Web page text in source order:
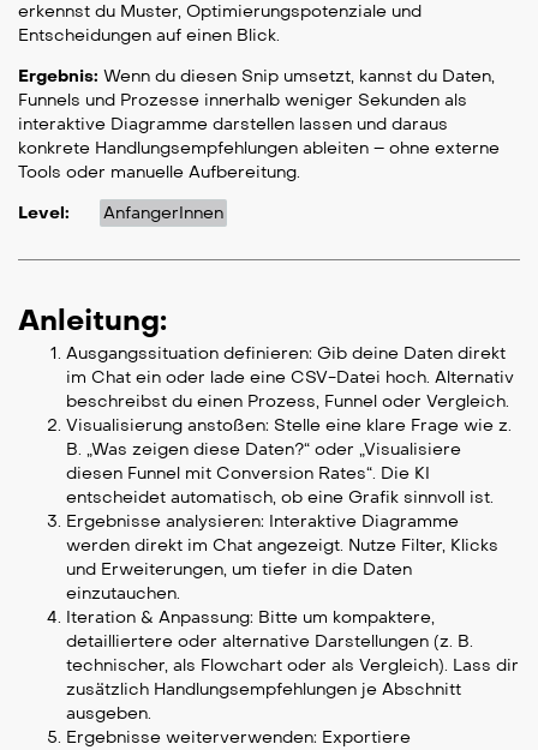
erkennst du Muster, Optimierungspotenziale und
Entscheidungen auf einen Blick.
Ergebnis: Wenn du diesen Snip umsetzt, kannst du Daten,
Funnels und Prozesse innerhalb weniger Sekunden als
interaktive Diagramme darstellen lassen und daraus
konkrete Handlungsempfehlungen ableiten – ohne externe
Tools oder manuelle Aufbereitung.
Level:
AnfangerInnen
Anleitung:
Ausgangssituation definieren: Gib deine Daten direkt
im Chat ein oder lade eine CSV-Datei hoch. Alternativ
beschreibst du einen Prozess, Funnel oder Vergleich.
Visualisierung anstoßen: Stelle eine klare Frage wie z.
B. „Was zeigen diese Daten?“ oder „Visualisiere
diesen Funnel mit Conversion Rates“. Die KI
entscheidet automatisch, ob eine Grafik sinnvoll ist.
Ergebnisse analysieren: Interaktive Diagramme
werden direkt im Chat angezeigt. Nutze Filter, Klicks
und Erweiterungen, um tiefer in die Daten
einzutauchen.
Iteration & Anpassung: Bitte um kompaktere,
detailliertere oder alternative Darstellungen (z. B.
technischer, als Flowchart oder als Vergleich). Lass dir
zusätzlich Handlungsempfehlungen je Abschnitt
ausgeben.
Ergebnisse weiterverwenden: Exportiere